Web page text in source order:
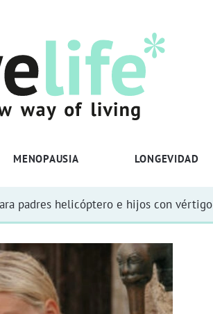
MENOPAUSIA LONGEVIDAD
padres helicóptero e hijos con vértigo